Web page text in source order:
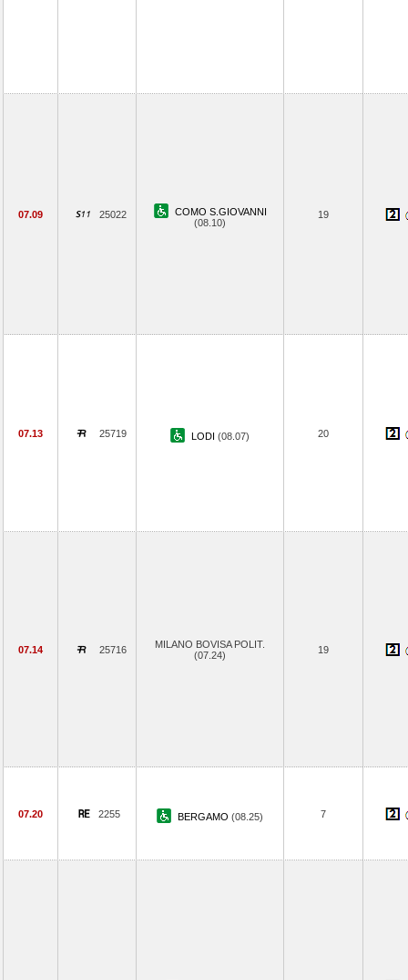
07.09 25022
COMO S.GIOVANNI
(08.10)
19
07.13 25719 LODI (08.07) 20
07.14 25716
MILANO BOVISA POLIT.
(07.24)
19
07.20 2255 BERGAMO (08.25) 7